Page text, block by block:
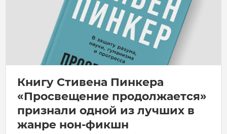
Книгу Стивена Пинкера
«Просвещение продолжается»
признали одной из лучших в
жанре нон-фикшн